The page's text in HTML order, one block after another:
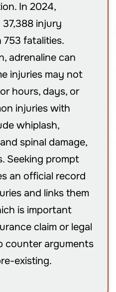
In 2024,
injury
753 fatalities.
adrenaline can
injuries may not
hours, days, or
injuries with
whiplash,
spinal damage,
Seeking prompt
an official record
and links them
is important
claim or legal
counter arguments
existing.